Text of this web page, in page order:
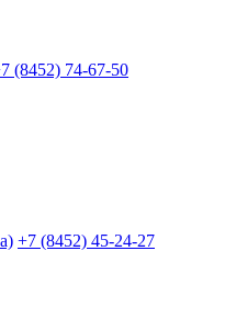
(8452) 74-67-50
+7 (8452) 45-24-27